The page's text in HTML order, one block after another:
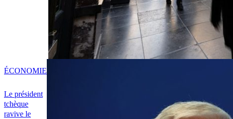
Le président
tchèque
ravive le
ÉCONOMIE